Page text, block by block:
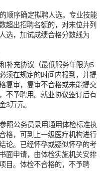
顺序确定拟聘人选。专业技能
超出招聘名额的，对末位并列
选，加试成绩合格分数线为
补充协议（最低服务年限为5
须在规定的时间内报到，并提
复审，复审不合格或未能提交
不予聘用。就业协议签订后有
3万元。
照公务员录用通用体检标准执
格，可到上一级医疗机构进行
论。已经怀孕或疑似怀孕的考
面申请，由体检实施机关安排
目。体检不合格的，不予聘